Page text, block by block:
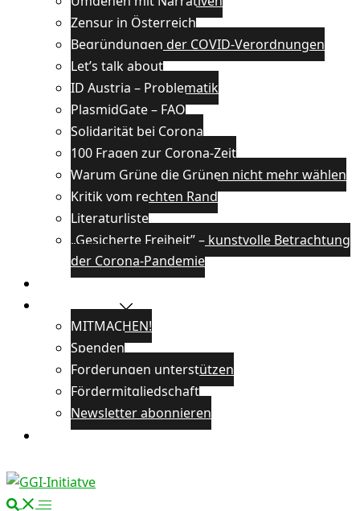
Zensur in Österreich
Begründungen der COVID-Verordnungen
Let’s talk about
ID Austria – Problematik
PlasmidGate – FAQ
Solidarität bei Corona
100 Fragen zur Corona-Zeit
Warum Grüne die Grünen nicht mehr wählen
Kritik vom rechten Rand
Literaturliste
„Gesicherte Freiheit” – kunstvolle Betrachtung
der Corona-Pandemie
Veranstaltungen
Unterstützen
MITMACHEN!
Spenden
Forderungen unterstützen
Fördermitgliedschaft
Newsletter abonnieren
Öffentlichkeitsarbeit